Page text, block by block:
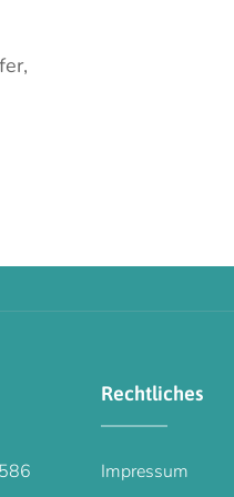
Rechtliches
Impressum